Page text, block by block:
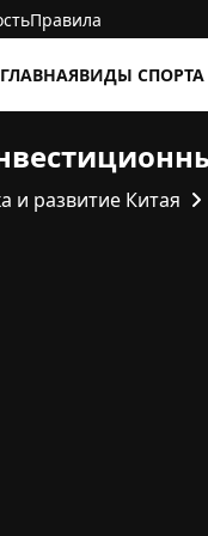
Правила
ГЛАВНАЯВИДЫ СПОРТА
и развитие Китая